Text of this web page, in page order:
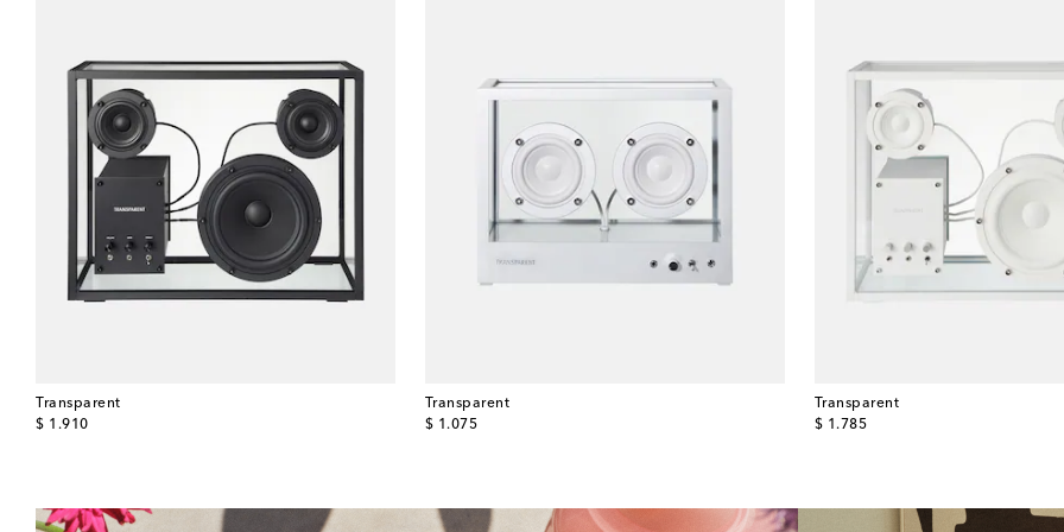
Transparent
$ 1.910
original price
Transparent
$ 1.075
original price
Transparent
$ 1.785
original price